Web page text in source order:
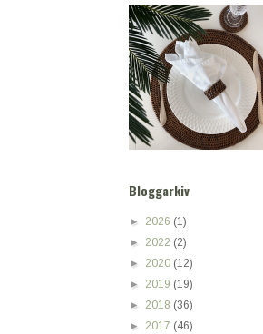
Bloggarkiv
► 2026 (1)
► 2022 (2)
► 2020 (12)
► 2019 (19)
► 2018 (36)
► 2017 (46)